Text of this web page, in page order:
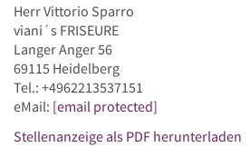
Herr Vittorio Sparro
viani´s FRISEURE
Langer Anger 56
69115 Heidelberg
Tel.: +4962213537151
eMail: [email protected]
Stellenanzeige als PDF herunterladen